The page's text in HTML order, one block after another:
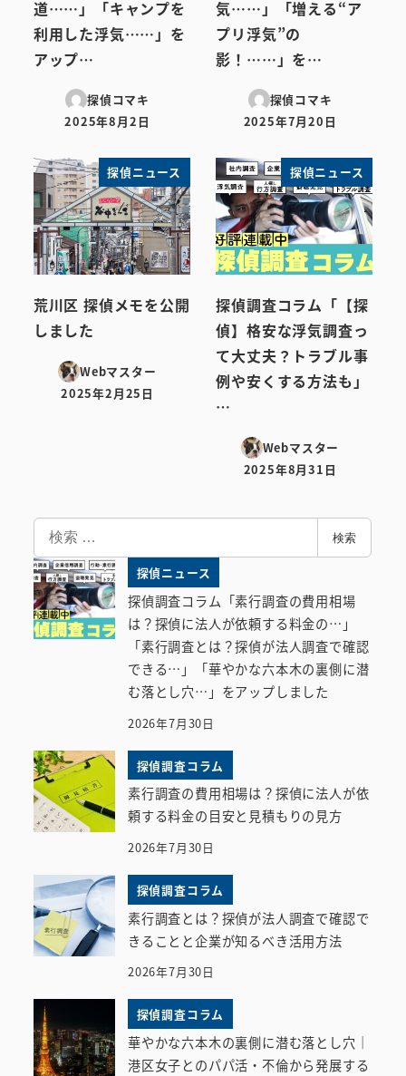
道……」「キャンプを
利用した浮気……」を
アップ…
探偵コマキ
投稿日
2025年8月2日
気……」「増える“ア
プリ浮気”の
影！……」を…
探偵コマキ
投稿日
2025年7月20日
探偵ニュース
荒川区 探偵メモを公開
しました
Webマスター
投稿日
2025年2月25日
探偵ニュース
探偵調査コラム「【探
偵】格安な浮気調査っ
て大丈夫？トラブル事
例や安くする方法も」
…
Webマスター
投稿日
2025年8月31日
索
検索
探偵ニュース
探偵調査コラム「素行調査の費用相場
は？探偵に法人が依頼する料金の…」
「素行調査とは？探偵が法人調査で確認
できる…」「華やかな六本木の裏側に潜
む落とし穴…」をアップしました
2026年7月30日
探偵調査コラム
素行調査の費用相場は？探偵に法人が依
頼する料金の目安と見積もりの見方
2026年7月30日
探偵調査コラム
素行調査とは？探偵が法人調査で確認で
きることと企業が知るべき活用方法
2026年7月30日
探偵調査コラム
華やかな六本木の裏側に潜む落とし穴｜
港区女子とのパパ活・不倫から発展する